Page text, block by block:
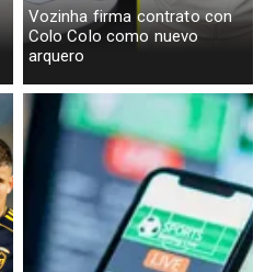
Vozinha firma contrato con
Colo Colo como nuevo
arquero